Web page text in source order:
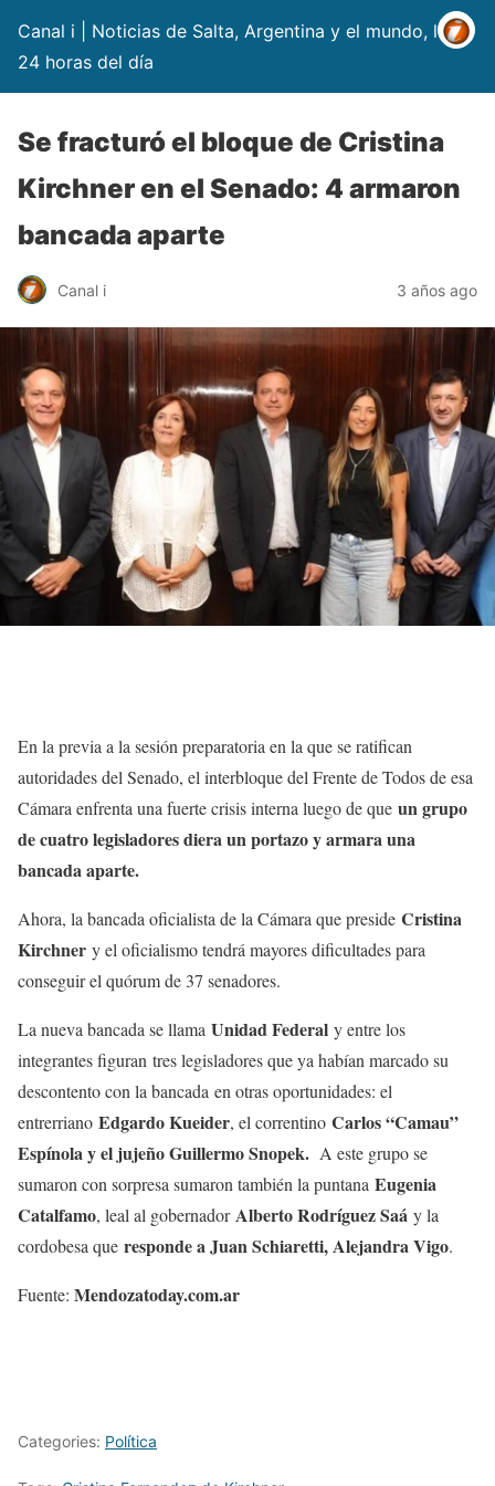
Canal i | Noticias de Salta, Argentina y el mundo, las
24 horas del día
Se fracturó el bloque de Cristina
Kirchner en el Senado: 4 armaron
bancada aparte
Canal i 3 años ago
En la previa a la sesión preparatoria en la que se ratifican
autoridades del Senado, el interbloque del Frente de Todos de esa
Cámara enfrenta una fuerte crisis interna luego de que un grupo
de cuatro legisladores diera un portazo y armara una
bancada aparte.
Ahora, la bancada oficialista de la Cámara que preside Cristina
Kirchner y el oficialismo tendrá mayores dificultades para
conseguir el quórum de 37 senadores.
La nueva bancada se llama Unidad Federal y entre los
integrantes figuran tres legisladores que ya habían marcado su
descontento con la bancada en otras oportunidades: el
entrerriano Edgardo Kueider, el correntino Carlos “Camau”
Espínola y el jujeño Guillermo Snopek. A este grupo se
sumaron con sorpresa sumaron también la puntana Eugenia
Catalfamo, leal al gobernadorAlberto Rodríguez Saá y la
cordobesa que responde a Juan Schiaretti, Alejandra Vigo.
Fuente: Mendozatoday.com.ar
Categories: Política